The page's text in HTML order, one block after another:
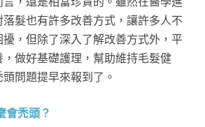
髮也有許多改善方式，讓許多人不
，但除了深入了解改善方式外，平
，做好基礎護理，幫助維持毛髮健
問題提早來報到了。
會禿頭？